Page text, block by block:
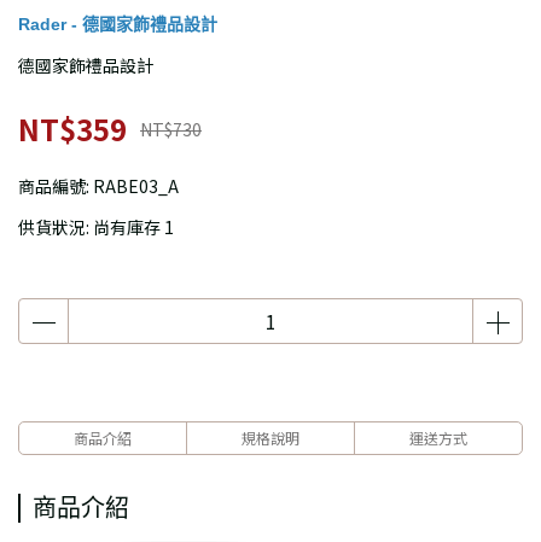
Rader - 德國家飾禮品設計
德國家飾禮品設計
NT$359 NT$730
商品編號: RABE03_A
供貨狀況: 尚有庫存 1
商品介紹 規格說明 運送方式
商品介紹